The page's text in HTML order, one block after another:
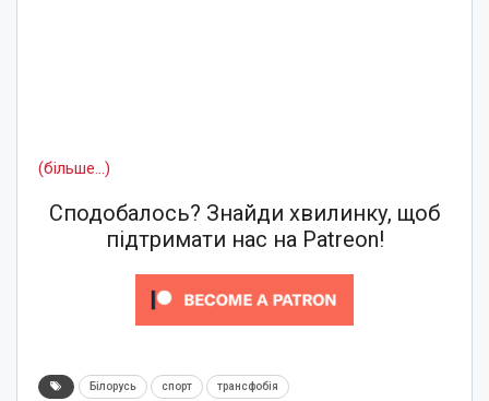
(більше…)
Сподобалось? Знайди хвилинку, щоб
підтримати нас на Patreon!
Білорусь спорт трансфобія